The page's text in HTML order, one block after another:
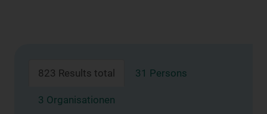
823 Results total 31 Persons
3 Organisationen